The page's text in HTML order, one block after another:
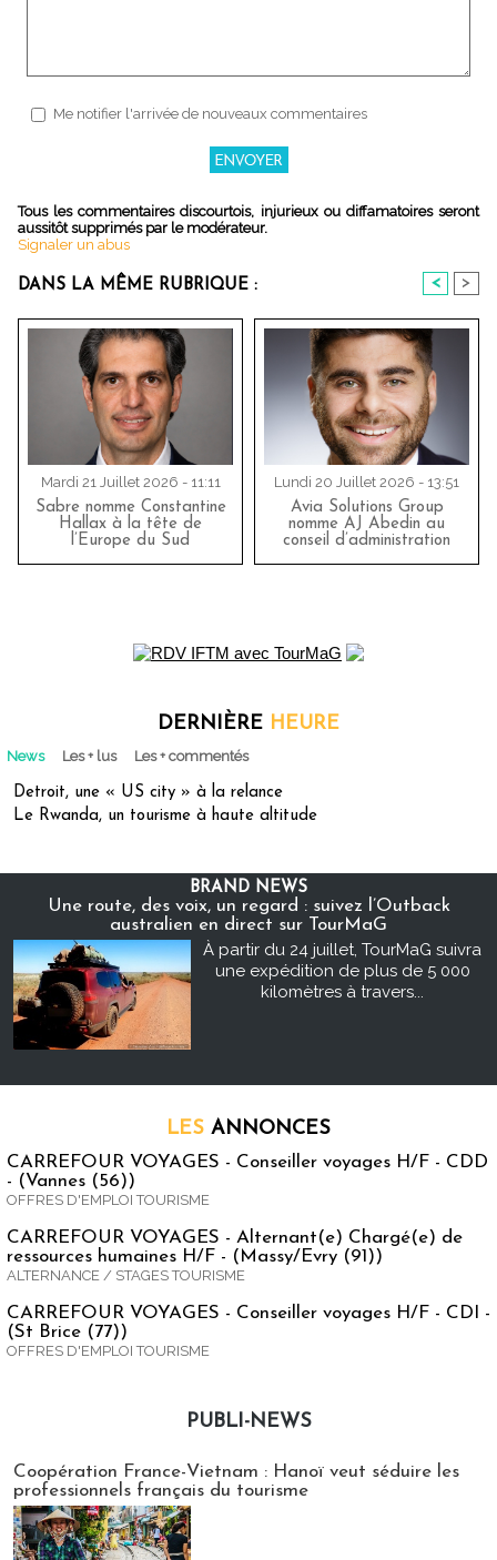
Me notifier l'arrivée de nouveaux commentaires
Tous les commentaires discourtois, injurieux ou diffamatoires seront
aussitôt supprimés par le modérateur.
Signaler un abus
DANS LA MÊME RUBRIQUE : < >
Mardi 21 Juillet 2026 - 11:11
Sabre nomme Constantine
Hallax à la tête de
l’Europe du Sud
Lundi 20 Juillet 2026 - 13:51
Avia Solutions Group
nomme AJ Abedin au
conseil d’administration
DERNIÈRE HEURE
News Les + lus Les + commentés
Detroit, une « US city » à la relance
Le Rwanda, un tourisme à haute altitude
BRAND NEWS
Une route, des voix, un regard : suivez l’Outback
australien en direct sur TourMaG
À partir du 24 juillet, TourMaG suivra
une expédition de plus de 5 000
kilomètres à travers...
LES ANNONCES
CARREFOUR VOYAGES - Conseiller voyages H/F - CDD
- (Vannes (56))
OFFRES D'EMPLOI TOURISME
CARREFOUR VOYAGES - Alternant(e) Chargé(e) de
ressources humaines H/F - (Massy/Evry (91))
ALTERNANCE / STAGES TOURISME
CARREFOUR VOYAGES - Conseiller voyages H/F - CDI -
(St Brice (77))
OFFRES D'EMPLOI TOURISME
PUBLI-NEWS
Coopération France-Vietnam : Hanoï veut séduire les
professionnels français du tourisme